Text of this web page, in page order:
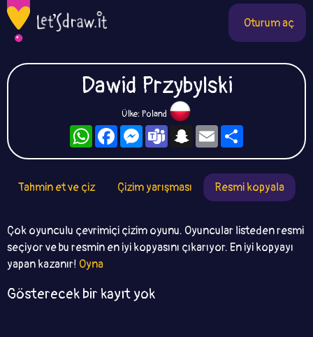
Oturum aç
Dawid Przybylski
Ülke: Poland
WhatsAppFacebookMessengerTeamsSnapchat
Email
Tahmin et ve çiz Çizim yarışması Resmi kopyala
Çok oyunculu çevrimiçi çizim oyunu. Oyuncular listeden resmi
seçiyor ve bu resmin en iyi kopyasını çıkarıyor. En iyi kopyayı
yapan kazanır! Oyna
Gösterecek bir kayıt yok